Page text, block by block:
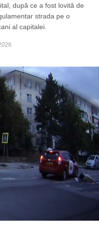
după ce a fost lovită de
strada pe o
al capitalei.